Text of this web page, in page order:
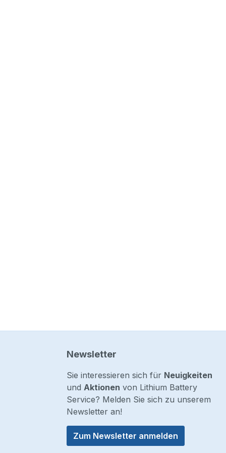
Newsletter
Sie interessieren sich für Neuigkeiten
und Aktionen von Lithium Battery
Service? Melden Sie sich zu unserem
Newsletter an!
Zum Newsletter anmelden